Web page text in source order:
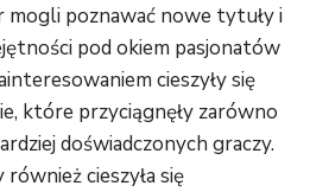
mogli poznawać nowe tytuły i
pod okiem pasjonatów
cieszyły się
które przyciągnęły zarówno
doświadczonych graczy.
cieszyła się